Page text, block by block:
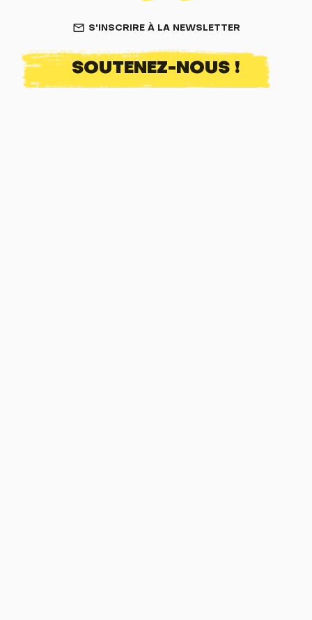
mail_outline S'INSCRIRE À LA NEWSLETTER
SOUTENEZ-NOUS !